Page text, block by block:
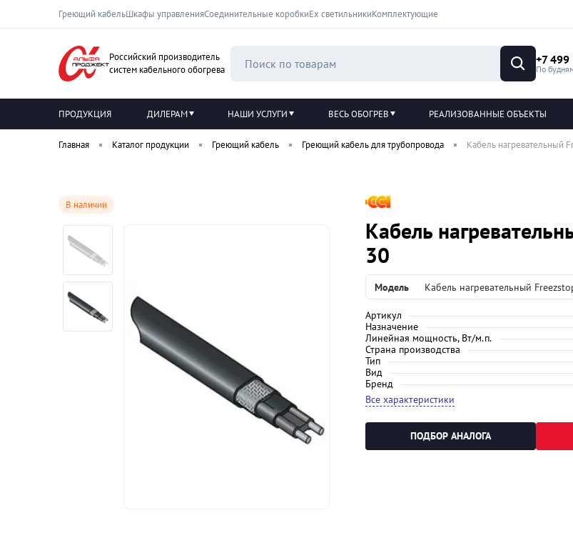
Греющий кабельШкафы управленияСоединительные коробкиЕх светильникиКомплектующие
Российский производитель
систем кабельного обогрева
+7
По
ПРОДУКЦИЯ ДИЛЕРАМ НАШИ УСЛУГИ ВЕСЬ ОБОГРЕВ РЕАЛИЗОВАННЫЕ ОБЪЕКТЫ
Главная Каталог продукции Греющий кабель Греющий кабель для трубопровода Кабель нагревательный
В наличии
Кабель
30
Модель Кабель нагревательный
Артикул
Назначение
Линейная мощность, Вт/м.п.
Страна производства
Тип
Вид
Бренд
Все характеристики
ПОДБОР АНАЛОГА